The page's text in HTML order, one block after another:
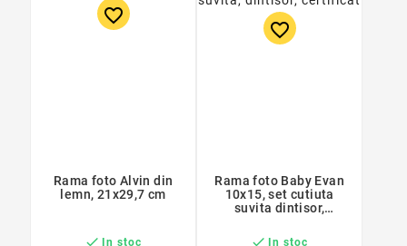
favorite_border
Rama foto Alvin din
lemn, 21x29,7 cm
 In stoc
favorite_border
Rama foto Baby Evan
10x15, set cutiuta
suvita dintisor,
eleganta
 In stoc